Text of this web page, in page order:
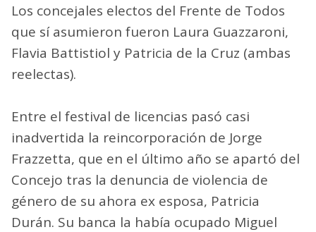
Los concejales electos del Frente de Todos
que sí asumieron fueron Laura Guazzaroni,
Flavia Battistiol y Patricia de la Cruz (ambas
reelectas).
Entre el festival de licencias pasó casi
inadvertida la reincorporación de Jorge
Frazzetta, que en el último año se apartó del
Concejo tras la denuncia de violencia de
género de su ahora ex esposa, Patricia
Durán. Su banca la había ocupado Miguel